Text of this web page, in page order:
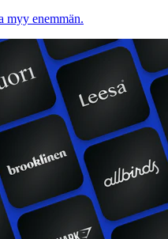
myy enemmän.